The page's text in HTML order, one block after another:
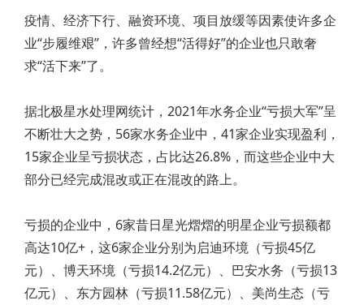
疫情、经济下行、融资环境、项目放缓等因素使许多企
业“步履维艰”，许多曾经想“活得好”的企业也只敢奢
求“活下来”了。
据北极星水处理网统计，2021年水务企业“亏损大军”呈
不断壮大之势，56家水务企业中，41家企业实现盈利，
15家企业呈亏损状态，占比达26.8%，而这些企业中大
部分已经完成混改或正在混改的路上。
亏损的企业中，6家昔日星光熠熠的明星企业亏损额都
高达10亿+，这6家企业分别为启迪环境（亏损45亿
元）、博天环境（亏损14.2亿元）、巴安水务（亏损13
亿元）、东方园林（亏损11.58亿元）、美尚生态（亏